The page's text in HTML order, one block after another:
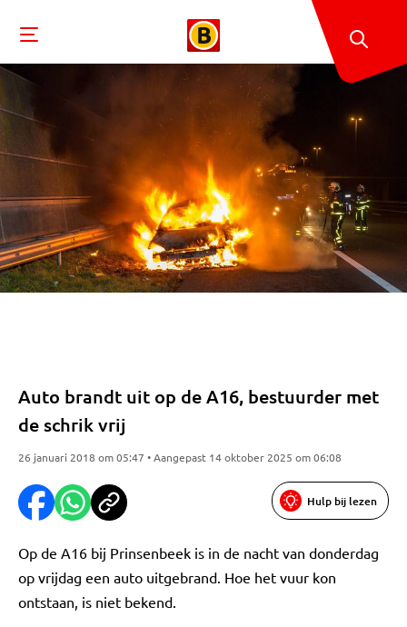
Auto brandt uit op de A16, bestuurder met
de schrik vrij
26 januari 2018 om 05:47 • Aangepast 14 oktober 2025 om 06:08
Hulp bij lezen
Op de A16 bij Prinsenbeek is in de nacht van donderdag
op vrijdag een auto uitgebrand. Hoe het vuur kon
ontstaan, is niet bekend.